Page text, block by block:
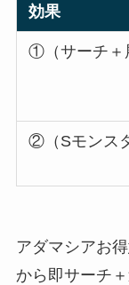
効果
①（サーチ＋
②（Sモンス
アダマシアお
から即サーチ